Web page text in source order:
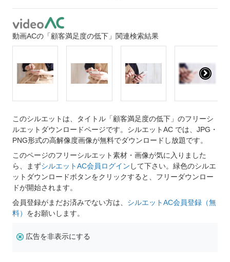
動画ACの「顧客満足度の低下」関連検索結果
このシルエットは、タイトル「顧客満足度の低下」のフリーシ
ルエットダウンロードページです。シルエットAC では、JPG・
PNG形式の高解像度画像が無料でダウンロードし放題です。
このページのフリーシルエット素材・画像が気に入りました
ら、まずシルエットAC会員ログイン して下さい。緑色のシルエ
ットダウンロードボタンをクリックすると、フリーダウンロー
ドが開始されます。
会員登録がまだお済みでない方は、 シルエットAC会員登録（無
料） をお願いします。
広告を非表示にする